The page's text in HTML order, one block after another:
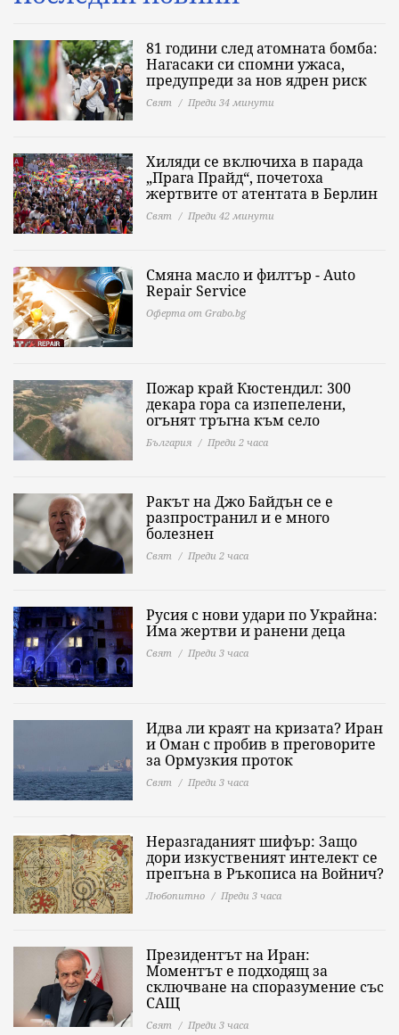
81 години след атомната бомба:
Нагасаки си спомни ужаса,
предупреди за нов ядрен риск
Свят Преди 34 минути
Хиляди се включиха в парада
„Прага Прайд“, почетоха
жертвите от атентата в Берлин
Свят Преди 42 минути
Смяна масло и филтър - Auto
Repair Service
Оферта от Grabo.bg
Пожар край Кюстендил: 300
декара гора са изпепелени,
огънят тръгна към село
България Преди 2 часа
Ракът на Джо Байдън се е
разпространил и е много
болезнен
Свят Преди 2 часа
Русия с нови удари по Украйна:
Има жертви и ранени деца
Свят Преди 3 часа
Идва ли краят на кризата? Иран
и Оман с пробив в преговорите
за Ормузкия проток
Свят Преди 3 часа
Неразгаданият шифър: Защо
дори изкуственият интелект се
препъна в Ръкописа на Войнич?
Любопитно Преди 3 часа
Президентът на Иран:
Моментът е подходящ за
сключване на споразумение със
САЩ
Свят Преди 3 часа